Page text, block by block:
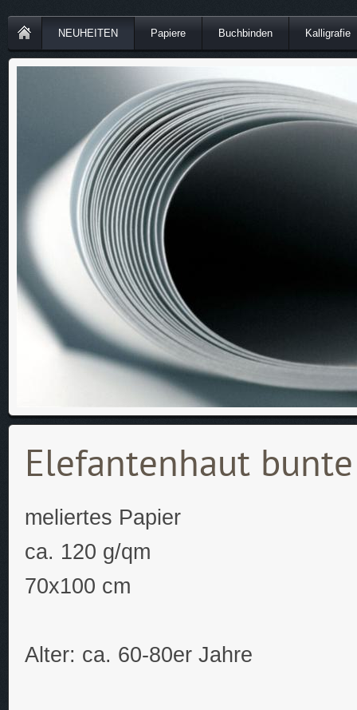
NEUHEITEN Papiere Buchbinden Kalligrafie
Elefantenhaut
meliertes Papier
ca. 120 g/qm
70x100 cm
Alter: ca. 60-80er Jahre